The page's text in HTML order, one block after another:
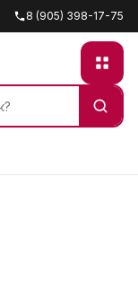
8 (905) 398-17-75